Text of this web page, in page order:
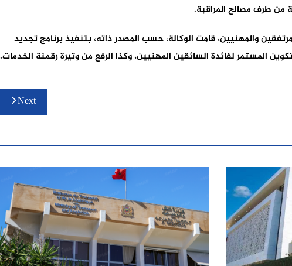
من طرف مصالح المراقبة.
والمهنيين، قامت الوكالة، حسب المصدر ذاته، بتنفيذ برنامج تجديد
المستمر لفائدة السائقين المهنيين، وكذا الرفع من وتيرة رقمنة الخدمات.
Next